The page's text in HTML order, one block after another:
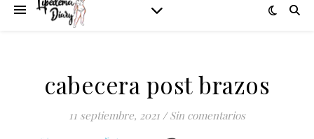
cabecera post brazos
11 septiembre, 2021 / Sin comentarios